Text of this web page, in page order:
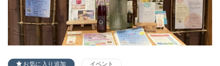
お気に入り追加 イベント